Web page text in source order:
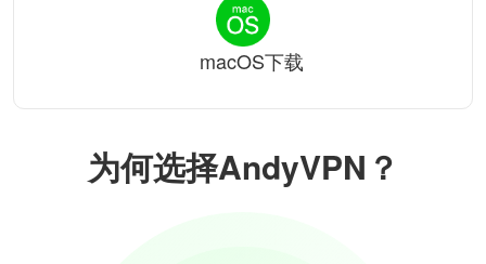
为何选择AndyVPN？
macOS下载